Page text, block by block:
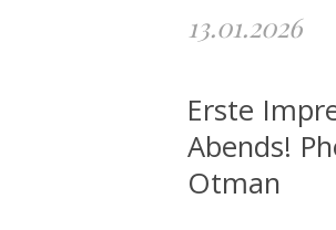
13.01.2026
Erste
Abends!
Otman